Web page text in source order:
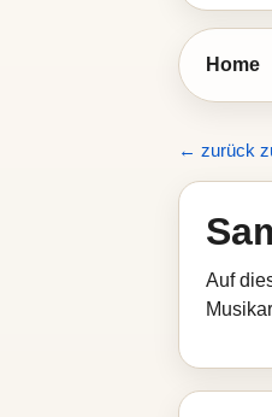
Home
← zurück
Auf